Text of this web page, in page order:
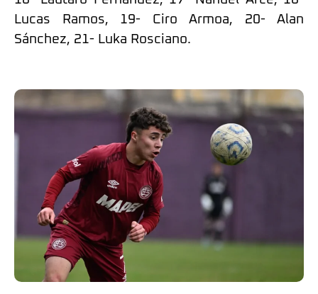
Lucas Ramos, 19- Ciro Armoa, 20- Alan
Sánchez, 21- Luka Rosciano.